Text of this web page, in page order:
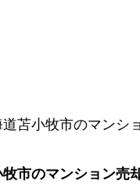
苫小牧市のマンシ
市のマンション売